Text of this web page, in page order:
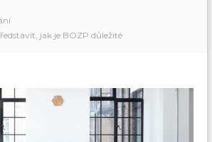
jak je BOZP důležité